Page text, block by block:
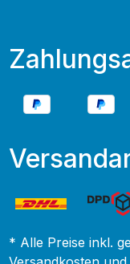
* Alle Preise inkl.